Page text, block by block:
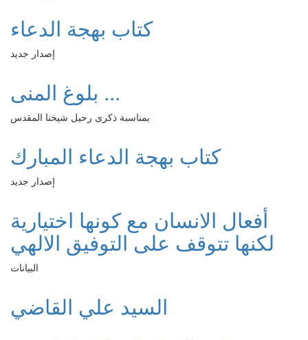
كتاب بهجة الدعاء
إصدار جديد
بلوغ المنى ...
بمناسبة ذكرى رحيل شيخنا المقدس
كتاب بهجة الدعاء المبارك
إصدار جديد
أفعال الانسان مع كونها اختيارية
لكنها تتوقف على التوفيق الالهي
البيانات
السيد علي القاضي